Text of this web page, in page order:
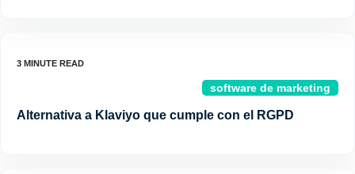
software de marketing
Alternativa a Klaviyo que cumple con el RGPD